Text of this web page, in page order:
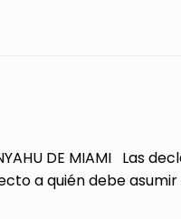
DE MIAMI
a quién debe